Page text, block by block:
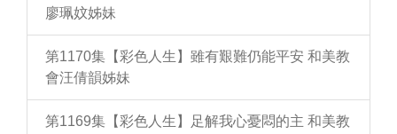
廖珮妏姊妹
第1170集【彩色人生】雖有艱難仍能平安 和美教
會汪倩韻姊妹
第1169集【彩色人生】足解我心憂悶的主 和美教